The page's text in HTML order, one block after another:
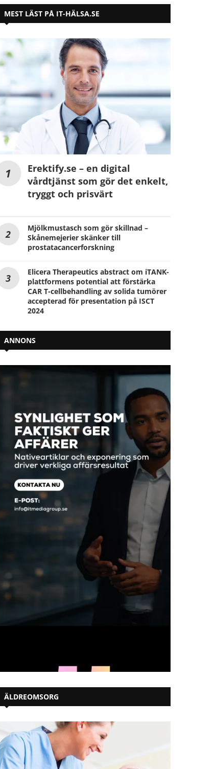
MEST LÄST PÅ IT-HÄLSA.SE
Erektify.se – en digital
vårdtjänst som gör det enkelt,
tryggt och prisvärt
Mjölkmustasch som gör skillnad –
Skånemejerier skänker till
prostatacancerforskning
Elicera Therapeutics abstract om iTANK-
plattformens potential att förstärka
CAR T-cellbehandling av solida tumörer
accepterad för presentation på ISCT
2024
ANNONS
ÄLDREOMSORG